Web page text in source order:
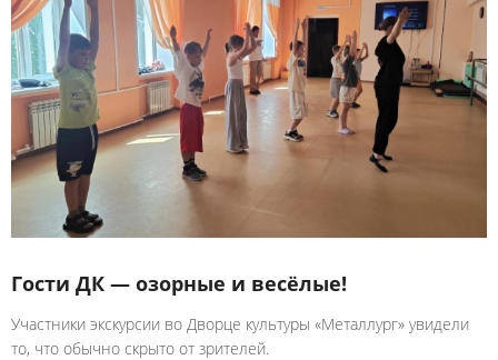
Гости ДК — озорные и весёлые!
Участники экскурсии во Дворце культуры «Металлург» увидели
то, что обычно скрыто от зрителей.